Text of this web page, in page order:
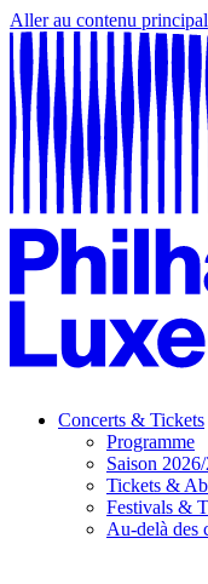
Aller au contenu principal
Concerts & Tickets
Programme
Saison
Tickets &
Festivals &
Au-delà des